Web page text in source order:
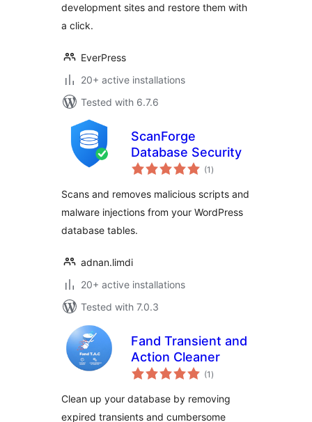
development sites and restore them with
a click.
EverPress
20+ active installations
Tested with 6.7.6
ScanForge
Database Security
(1 total
ratings
)
Scans and removes malicious scripts and
malware injections from your WordPress
database tables.
adnan.limdi
20+ active installations
Tested with 7.0.3
Fand Transient and
Action Cleaner
(1 total
ratings
)
Clean up your database by removing
expired transients and cumbersome